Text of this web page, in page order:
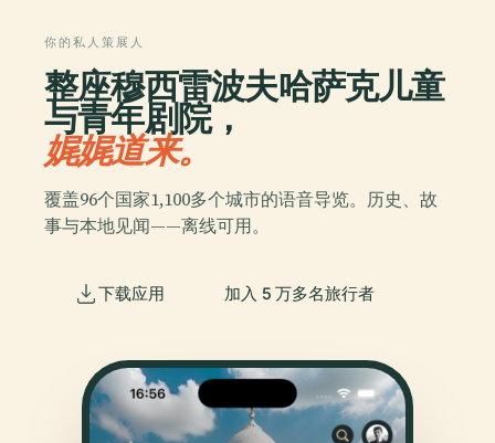
你的私人策展人
整座穆西雷波夫哈萨克儿童
与青年剧院，
娓娓道来。
覆盖96个国家1,100多个城市的语音导览。历史、故
事与本地见闻——离线可用。
下载应用 加入 5 万多名旅行者